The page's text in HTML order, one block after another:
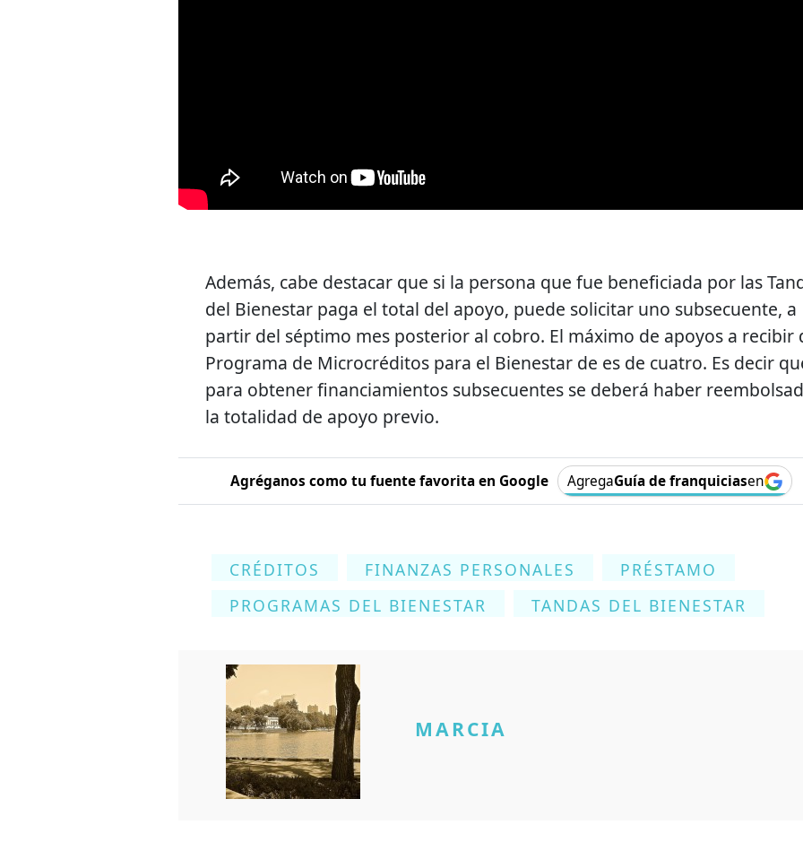
Además, cabe destacar que si la persona que fue beneficiada por las
del Bienestar paga el total del apoyo, puede solicitar uno subsecuente, a
partir del séptimo mes posterior al cobro. El máximo de apoyos a recibir
Programa de Microcréditos para el Bienestar de es de cuatro. Es decir
para obtener financiamientos subsecuentes se deberá haber
la totalidad de apoyo previo.
Agréganos como tu fuente favorita en Google AgregaGuía de franquiciasen
CRÉDITOS FINANZAS PERSONALES
PRÉSTAMO
PROGRAMAS DEL BIENESTAR
TANDAS DEL BIENESTAR
MARCIA